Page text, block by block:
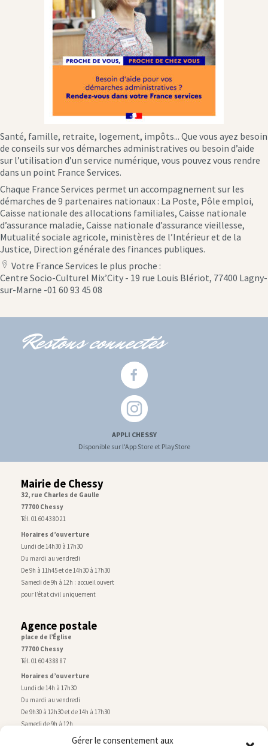
Gérer le consentement aux
Santé, famille, retraite, logement, impôts... Que vous ayez besoin
de conseils sur vos démarches administratives ou besoin d’aide
sur l’utilisation d’un service numérique, vous pouvez vous rendre
dans un point France Services.
Chaque France Services permet un accompagnement sur les
démarches de 9 partenaires nationaux : La Poste, Pôle emploi,
Caisse nationale des allocations familiales, Caisse nationale
d’assurance maladie, Caisse nationale d’assurance vieillesse,
Mutualité sociale agricole, ministères de l’Intérieur et de la
Justice, Direction générale des finances publiques.
location
icon
Votre France Services le plus proche :
Centre Socio-Culturel Mix’City - 19 rue Louis Blériot, 77400 Lagny-
sur-Marne -01 60 93 45 08
Restons connectés
APPLI CHESSY
Disponible sur l'App Store et PlayStore
Mairie de Chessy
32, rue Charles de Gaulle
77700 Chessy
Tél. 01 60 43 80 21
Horaires d’ouverture
Lundi de 14h30 à 17h30
Du mardi au vendredi
De 9h à 11h45 et de 14h30 à 17h30
Samedi de 9h à 12h : accueil ouvert
pour l’état civil uniquement
Agence postale
place de l’Église
77700 Chessy
Tél. 01 60 43 88 87
Horaires d’ouverture
Lundi de 14h à 17h30
Du mardi au vendredi
De 9h30 à 12h30 et de 14h à 17h30
Samedi de 9h à 12h